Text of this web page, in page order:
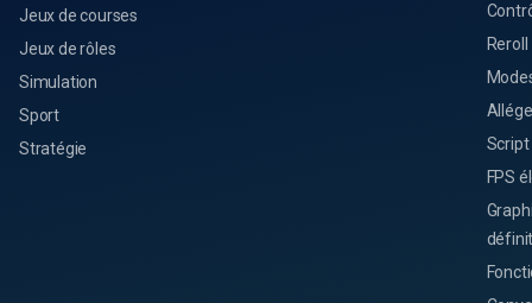
Jeux de courses
Jeux de rôles
Simulation
Sport
Stratégie
Reroll
Script
FPS